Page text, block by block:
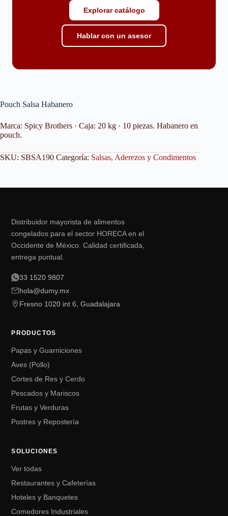
Explorar catálogo
Hablar con un asesor
Pouch Salsa Habanero
Marca: Spicy Brothers · Caja: 20 kg · 10 piezas. Habanero en
pouch.
SKU: SBSA190 Categoría: Salsas, Aderezos y Condimentos
Distribuidor mayorista de alimentos
congelados para el sector HORECA en el
Occidente de México. Calidad certificada,
entrega puntual.
33 1520 9807
hola@dumy.mx
Fresno 1020 int 6, Guadalajara
PRODUCTOS
Papas y Guarniciones
Aves (Pollo)
Cortes de Res y Cerdo
Pescados y Mariscos
Frutas y Verduras
Postres y Repostería
SOLUCIONES
Ver todas
Restaurantes y Cafeterías
Hoteles y Banquetes
Comedores Industriales